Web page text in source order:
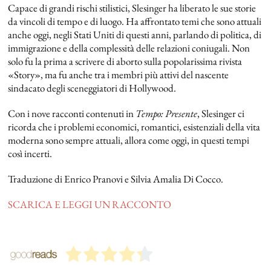
Capace di grandi rischi stilistici, Slesinger ha liberato le sue storie
da vincoli di tempo e di luogo. Ha affrontato temi che sono attuali
anche oggi, negli Stati Uniti di questi anni, parlando di politica, di
immigrazione e della complessità delle relazioni coniugali. Non
solo fu la prima a scrivere di aborto sulla popolarissima rivista
«Story», ma fu anche tra i membri più attivi del nascente
sindacato degli sceneggiatori di Hollywood.
Con i nove racconti contenuti in Tempo: Presente, Slesinger ci
ricorda che i problemi economici, romantici, esistenziali della vita
moderna sono sempre attuali, allora come oggi, in questi tempi
così incerti.
Traduzione di Enrico Pranovi e Silvia Amalia Di Cocco.
SCARICA E LEGGI UN RACCONTO